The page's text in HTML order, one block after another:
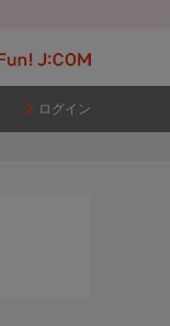
ログイン